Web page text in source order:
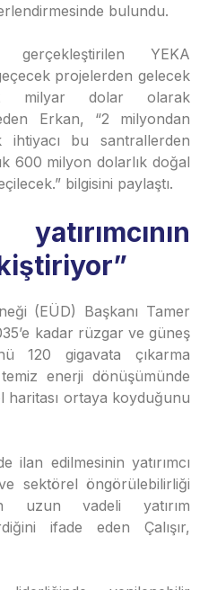
bulundu.
YEKA
projelerden gelecek
2 milyar dolar olarak
Erkan, “2 milyondan
bu santrallerden
600 milyon dolarlık doğal
bilgisini paylaştı.
(EÜD) Başkanı Tamer
kadar rüzgar ve güneş
120 gigavata çıkarma
enerji dönüşümünde
haritası ortaya koyduğunu
ilan edilmesinin yatırımcı
sektörel öngörülebilirliği
uzun vadeli yatırım
ifade eden Çalışır,